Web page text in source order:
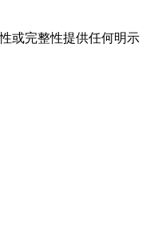
或完整性提供任何明示